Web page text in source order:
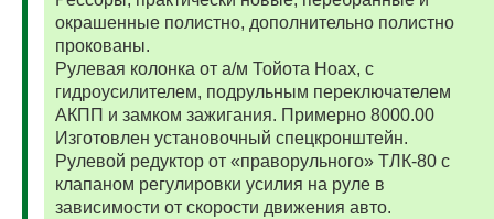
окрашенные полистно, дополнительно полистно
прокованы.
Рулевая колонка от а/м Тойота Ноах, с
гидроусилителем, подрульным переключателем
АКПП и замком зажигания. Примерно 8000.00
Изготовлен установочный спецкронштейн.
Рулевой редуктор от «праворульного» ТЛК-80 с
клапаном регулировки усилия на руле в
зависимости от скорости движения авто.